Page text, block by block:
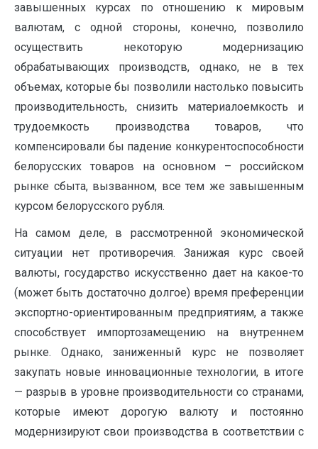
завышенных курсах по отношению к мировым
валютам, с одной стороны, конечно, позволило
осуществить некоторую модернизацию
обрабатывающих производств, однако, не в тех
объемах, которые бы позволили настолько повысить
производительность, снизить материалоемкость и
трудоемкость производства товаров, что
компенсировали бы падение конкурентоспособности
белорусских товаров на основном – российском
рынке сбыта, вызванном, все тем же завышенным
курсом белорусского рубля.
На самом деле, в рассмотренной экономической
ситуации нет противоречия. Занижая курс своей
валюты, государство искусственно дает на какое-то
(может быть достаточно долгое) время преференции
экспортно-ориентированным предприятиям, а также
способствует импортозамещению на внутреннем
рынке. Однако, заниженный курс не позволяет
закупать новые инновационные технологии, в итоге
— разрыв в уровне производительности со странами,
которые имеют дорогую валюту и постоянно
модернизируют свои производства в соответствии с